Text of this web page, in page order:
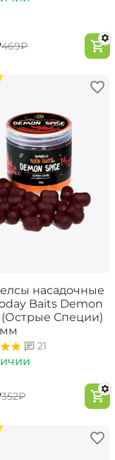
‍469‍₽
насадочные
Baits Demon
(Острые Специи)
21
‍352‍₽